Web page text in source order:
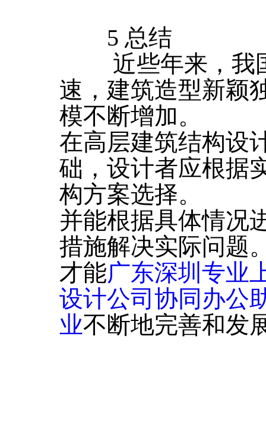
5 总结
近些年来，我国
速，建筑造型新颖
模不断增加。
在高层建筑结构设
础，设计者应根据
构方案选择。
并能根据具体情况
措施解决实际问题
才能广东深圳专业
设计公司协同办公
业不断地完善和发